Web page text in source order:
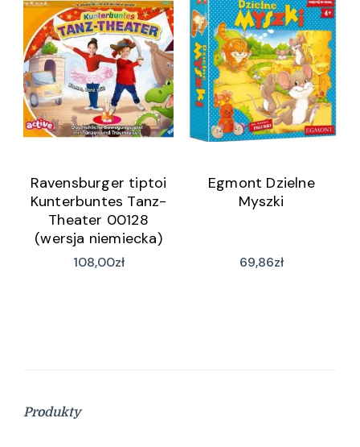
Ravensburger tiptoi
Kunterbuntes Tanz-
Theater 00128
(wersja niemiecka)
108,00zł
Egmont Dzielne
Myszki
69,86zł
Produkty